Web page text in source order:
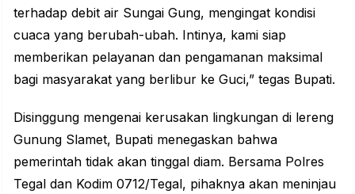
terhadap debit air Sungai Gung, mengingat kondisi
cuaca yang berubah-ubah. Intinya, kami siap
memberikan pelayanan dan pengamanan maksimal
bagi masyarakat yang berlibur ke Guci,” tegas Bupati.
Disinggung mengenai kerusakan lingkungan di lereng
Gunung Slamet, Bupati menegaskan bahwa
pemerintah tidak akan tinggal diam. Bersama Polres
Tegal dan Kodim 0712/Tegal, pihaknya akan meninjau